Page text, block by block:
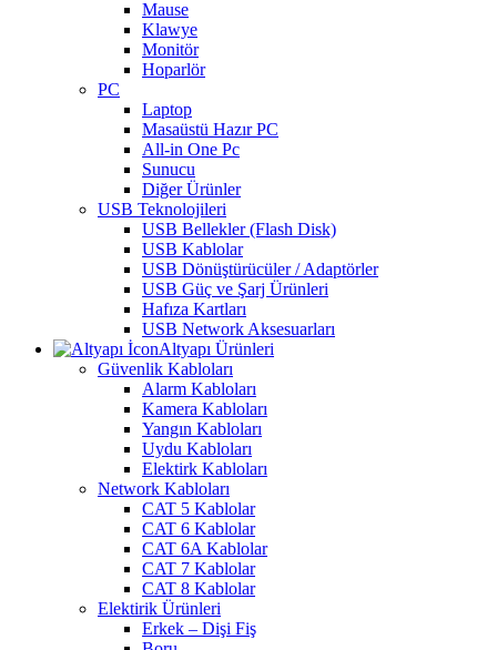
Mause
Klawye
Monitör
Hoparlör
PC
Laptop
Masaüstü Hazır PC
All-in One Pc
Sunucu
Diğer Ürünler
USB Teknolojileri
USB Bellekler (Flash Disk)
USB Kablolar
USB Dönüştürücüler / Adaptörler
USB Güç ve Şarj Ürünleri
Hafıza Kartları
USB Network Aksesuarları
Altyapı Ürünleri
Güvenlik Kabloları
Alarm Kabloları
Kamera Kabloları
Yangın Kabloları
Uydu Kabloları
Elektirk Kabloları
Network Kabloları
CAT 5 Kablolar
CAT 6 Kablolar
CAT 6A Kablolar
CAT 7 Kablolar
CAT 8 Kablolar
Elektirik Ürünleri
Erkek – Dişi Fiş